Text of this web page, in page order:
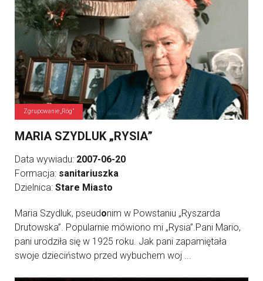
Zgrupowanie „Róg”
MARIA SZYDLUK „RYSIA”
Data wywiadu: 2007-06-20
Formacja: sanitariuszka
Dzielnica: Stare Miasto
Maria Szydluk, pseudonim w Powstaniu „Ryszarda
Drutowska”. Popularnie mówiono mi „Rysia”.Pani Mario,
pani urodziła się w 1925 roku. Jak pani zapamiętała
swoje dzieciństwo przed wybuchem woj ...